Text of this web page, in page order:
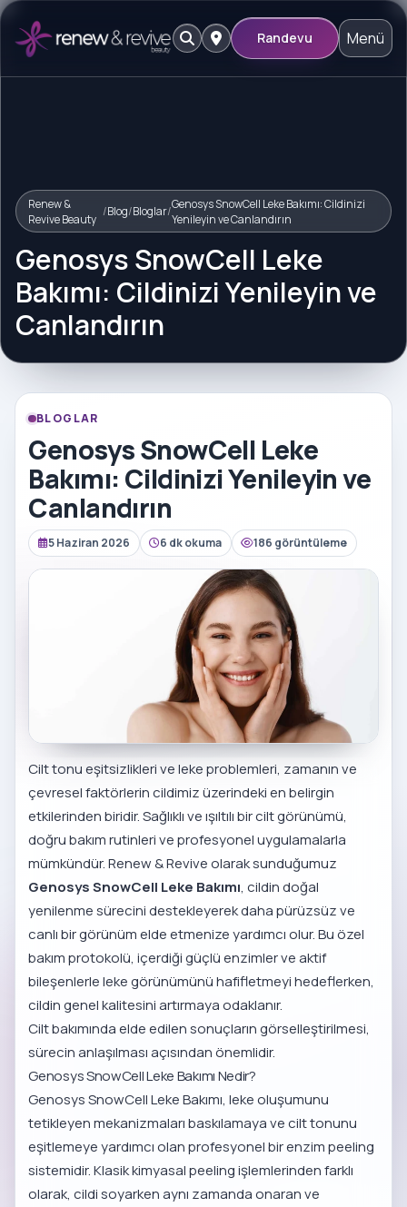
Randevu Menü
Renew &
Revive Beauty /Blog/Bloglar/Genosys SnowCell Leke Bakımı: Cildinizi
Yenileyin ve Canlandırın
Genosys SnowCell Leke
Bakımı: Cildinizi Yenileyin ve
Canlandırın
BLOGLAR
Genosys SnowCell Leke
Bakımı: Cildinizi Yenileyin ve
Canlandırın
5 Haziran 2026 6 dk okuma 186 görüntüleme
Cilt tonu eşitsizlikleri ve leke problemleri, zamanın ve
çevresel faktörlerin cildimiz üzerindeki en belirgin
etkilerinden biridir. Sağlıklı ve ışıltılı bir cilt görünümü,
doğru bakım rutinleri ve profesyonel uygulamalarla
mümkündür. Renew & Revive olarak sunduğumuz
Genosys SnowCell Leke Bakımı, cildin doğal
yenilenme sürecini destekleyerek daha pürüzsüz ve
canlı bir görünüm elde etmenize yardımcı olur. Bu özel
bakım protokolü, içerdiği güçlü enzimler ve aktif
bileşenlerle leke görünümünü hafifletmeyi hedeflerken,
cildin genel kalitesini artırmaya odaklanır.
Cilt bakımında elde edilen sonuçların görselleştirilmesi,
sürecin anlaşılması açısından önemlidir.
Genosys SnowCell Leke Bakımı Nedir?
Genosys SnowCell Leke Bakımı, leke oluşumunu
tetikleyen mekanizmaları baskılamaya ve cilt tonunu
eşitlemeye yardımcı olan profesyonel bir enzim peeling
sistemidir. Klasik kimyasal peeling işlemlerinden farklı
olarak, cildi soyarken aynı zamanda onaran ve